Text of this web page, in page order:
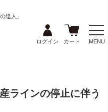
達人」
ログイン カート MENU
ラインの停止に伴う